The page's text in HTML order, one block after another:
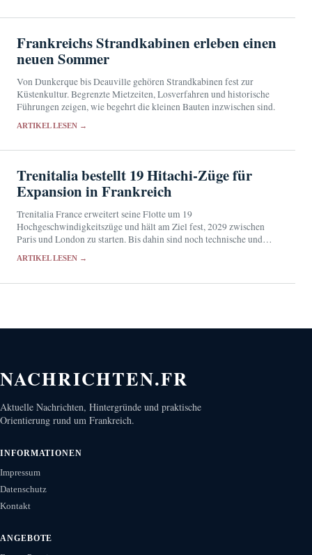
Frankreichs Strandkabinen erleben einen
neuen Sommer
Von Dunkerque bis Deauville gehören Strandkabinen fest zur
Küstenkultur. Begrenzte Mietzeiten, Losverfahren und historische
Führungen zeigen, wie begehrt die kleinen Bauten inzwischen sind.
ARTIKEL LESEN →
Trenitalia bestellt 19 Hitachi-Züge für
Expansion in Frankreich
Trenitalia France erweitert seine Flotte um 19
Hochgeschwindigkeitszüge und hält am Ziel fest, 2029 zwischen
Paris und London zu starten. Bis dahin sind noch technische und
ARTIKEL LESEN →
NACHRICHTEN.FR
Aktuelle Nachrichten, Hintergründe und praktische
Orientierung rund um Frankreich.
INFORMATIONEN
Impressum
Datenschutz
Kontakt
ANGEBOTE